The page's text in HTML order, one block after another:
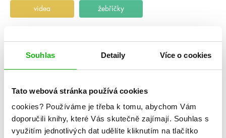
Souhlas Detaily Více o cookies
Tato webová stránka používá cookies
cookies? Používáme je třeba k tomu, abychom Vám
doporučili knihy, které Vás skutečně zajímají. Souhlas s
využitím jednotlivých dat udělíte kliknutím na tlačítko
videa žebříčky